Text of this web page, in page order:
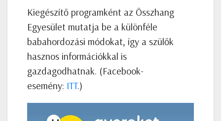
Kiegészítő programként az Összhang
Egyesület mutatja be a különféle
babahordozási módokat, így a szülők
hasznos információkkal is
gazdagodhatnak. (Facebook-
esemény: ITT.)